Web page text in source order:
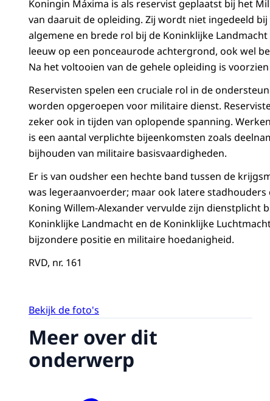
Koningin Máxima is als reservist geplaatst bij het
van daaruit de opleiding. Zij wordt niet ingedeeld
algemene en brede rol bij de Koninklijke
leeuw op een ponceaurode achtergrond, ook wel
Na het voltooien van de gehele opleiding is
Reservisten spelen een cruciale rol in de
worden opgeroepen voor militaire dienst.
zeker ook in tijden van oplopende spanning.
is een aantal verplichte bijeenkomsten zoals
bijhouden van militaire basisvaardigheden.
Er is van oudsher een hechte band tussen de
was legeraanvoerder; maar ook latere
Koning Willem-Alexander vervulde zijn dienstplicht
Koninklijke Landmacht en de Koninklijke
bijzondere positie en militaire hoedanigheid.
RVD, nr. 161
Bekijk de foto's
Meer over dit
onderwerp